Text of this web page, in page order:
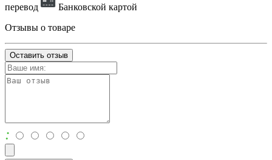
перевод
Банковской картой
Отзывы о товаре
Оставить отзыв
: